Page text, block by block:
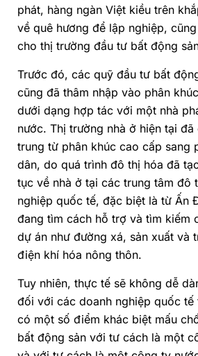
phát, hàng ngàn Việt kiều trên
về quê hương để lập nghiệp,
cho thị trường đầu tư bất động
Trước đó, các quỹ đầu tư bất
cũng đã thâm nhập vào phân
dưới dạng hợp tác với một nhà
nước. Thị trường nhà ở hiện tại đã
trung từ phân khúc cao cấp sang
dân, do quá trình đô thị hóa đã
tục về nhà ở tại các trung tâm đô
nghiệp quốc tế, đặc biệt là từ Ấn
đang tìm cách hỗ trợ và tìm kiếm
dự án như đường xá, sản xuất và
điện khí hóa nông thôn.
Tuy nhiên, thực tế sẽ không dễ
đối với các doanh nghiệp quốc tế
có một số điểm khác biệt mấu
bất động sản với tư cách là một